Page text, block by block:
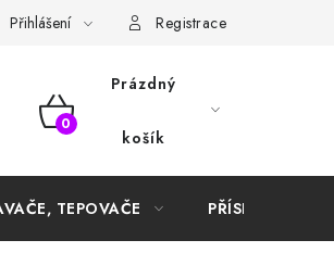
terminály
Přihlášení Registrace
NÁKUPNÍ
Prázdný
košík
TEPOVAČE PŘÍSLUŠENSTVÍ